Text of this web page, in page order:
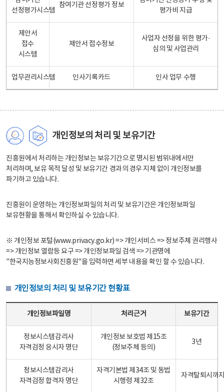
선정평가시스템
참여기관 선정평가 정보
평가비 지급
제안서
접수
시스템
제안서 접수정보
사업자 선정을 위한 평가·
심의 및 사업관리
업무관리시스템 인사기록카드 인사 업무 수행
개인정보의 처리 및 보유기간
진흥원에서 처리하는 개인정보는 보유기간으로 명시된 범위내에서만
처리하며, 보유 목적 달성 및 보유기간 경과의 경우 지체 없이 개인정보를
파기하고 있습니다.
진흥원이 운영하는 개인정보파일의 처리 및 보유기간은 개인정보파일
보유현황을 통해서 확인하실 수 있습니다.
※ 개인정보 포털(www.privacy.go.kr) => 개인서비스 => 정보주체 권리행사
=> 개인정보 열람등 요구 => 개인정보파일 검색 => 기관명에
"한국지능정보사회진흥원"을 입력하면 세부 내용을 확인 할 수 있습니다.
개인정보의 처리 및 보유기간 현황표
개인정보파일명 처리근거 보유기간
정보시스템감리사
자격검정 응시자 명단
개인정보 보호법 제15조
(정보주체 등의)
3년
정보시스템감리사
자격검정 합격자 명단
자격기본법 제34조 및 동법
시행령 제32조
자격탈퇴시까